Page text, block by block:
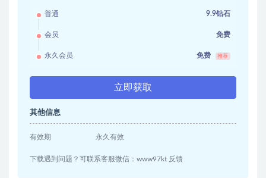
普通 9.9钻石
会员 免费
永久会员 免费 推荐
立即获取
其他信息
有效期 永久有效
下载遇到问题？可联系客服微信：www97kt 反馈